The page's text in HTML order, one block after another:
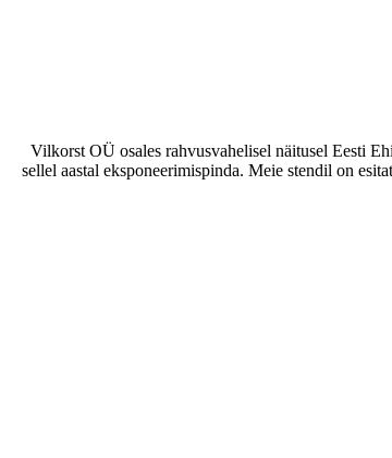
Vilkorst OÜ osales rahvusvahelisel näitusel Eesti
sellel aastal eksponeerimispinda. Meie stendil on